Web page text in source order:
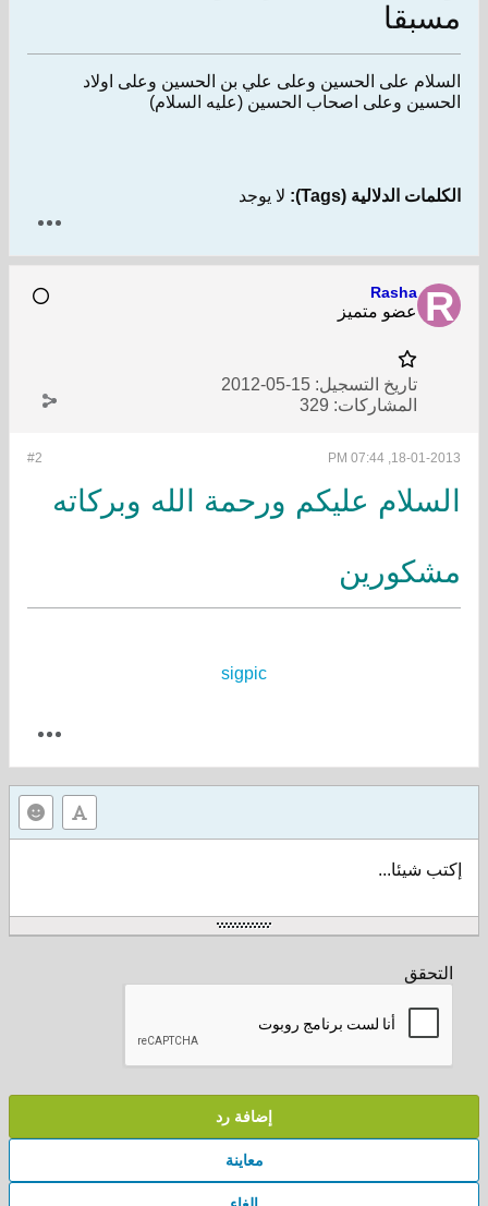
مسبقا
السلام على الحسين وعلى علي بن الحسين وعلى اولاد
الحسين وعلى اصحاب الحسين (عليه السلام)
الكلمات الدلالية (Tags): لا يوجد
Rasha
عضو متميز
تاريخ التسجيل: 15-05-2012
المشاركات: 329
#2 18-01-2013, 07:44 PM
السلام عليكم ورحمة الله وبركاته
مشكورين
sigpic
إكتب شيئا...
التحقق
إضافة رد
معاينة